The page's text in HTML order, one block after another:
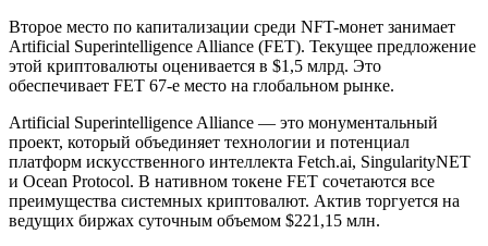
Второе место по капитализации среди NFT-монет занимает
Artificial Superintelligence Alliance (FET). Текущее предложение
этой криптовалюты оценивается в $1,5 млрд. Это
обеспечивает FET 67-е место на глобальном рынке.
Artificial Superintelligence Alliance — это монументальный
проект, который объединяет технологии и потенциал
платформ искусственного интеллекта Fetch.ai, SingularityNET
и Ocean Protocol. В нативном токене FET сочетаются все
преимущества системных криптовалют. Актив торгуется на
ведущих биржах суточным объемом $221,15 млн.